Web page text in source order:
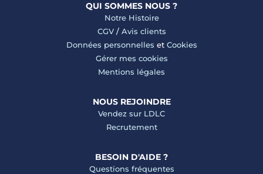
QUI SOMMES NOUS ?
Notre Histoire
CGV/ Avis clients
Données personnelles et Cookies
Gérer mes cookies
Mentions légales
NOUS REJOINDRE
Vendez sur LDLC
Recrutement
BESOIN D'AIDE ?
Questions fréquentes